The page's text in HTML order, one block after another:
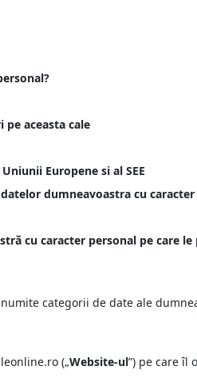
aceasta cale
Europene si al SEE
dumneavoastra cu caracter
cu caracter personal pe care le
categorii de date ale
(„Website-ul”) pe care îl